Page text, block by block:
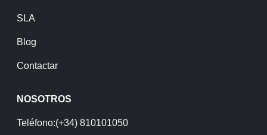
SLA
Blog
Contactar
NOSOTROS
Teléfono:(+34) 810101050